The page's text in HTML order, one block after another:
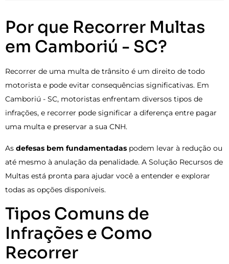
Por que Recorrer Multas
em Camboriú - SC?
Recorrer de uma multa de trânsito é um direito de todo
motorista e pode evitar consequências significativas. Em
Camboriú - SC, motoristas enfrentam diversos tipos de
infrações, e recorrer pode significar a diferença entre pagar
uma multa e preservar a sua CNH.
As defesas bem fundamentadas podem levar à redução ou
até mesmo à anulação da penalidade. A Solução Recursos de
Multas está pronta para ajudar você a entender e explorar
todas as opções disponíveis.
Tipos Comuns de
Infrações e Como
Recorrer